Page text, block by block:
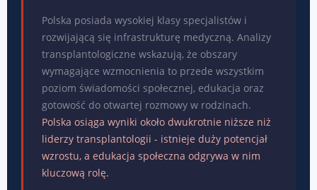
Polska posiada wysokiej klasy specjalistów i
rozwijającą się infrastrukturę medyczną. Analizy
transplantologiczne wskazują, że obszary
wymagające wzmocnienia to przede wszystkim
poziom świadomości społecznej, edukacja oraz
gotowość do otwartej rozmowy w rodzinach.
Polska osiąga wyniki około dwukrotnie niższe niż
liderzy transplantologii - istnieje duży potencjał
wzrostu, a edukacja społeczna odgrywa w nim
kluczową rolę.